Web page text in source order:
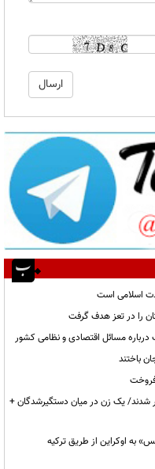
اسلامی است
را در تعز هدف گرفت
مسائل اقتصادی و نظامی کشور
فروخت
شدند/ یک زن در میان دستگیرشدگان +
به اوکراین از طریق ترکیه